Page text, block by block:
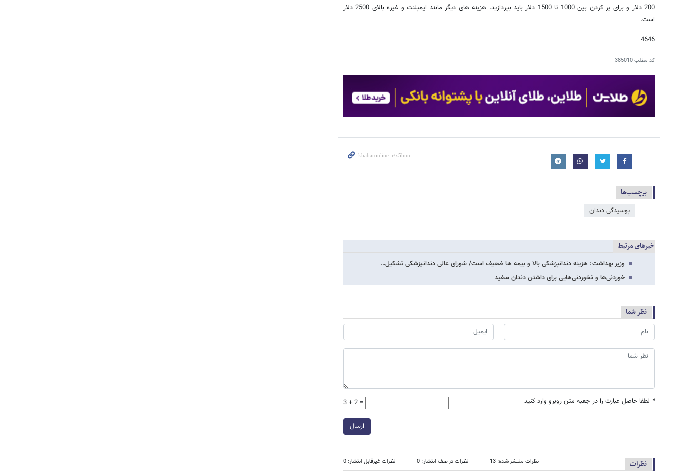
200 دلار و برای پر کردن بین 1000 تا 1500 دلار باید بپردازید. هزینه های دیگر مانند ایمپلنت و غیره بالای 2500 دلار
است.
4646
کد مطلب385010
برچسب‌ها
پوسیدگی دندان
خبرهای مرتبط
وزیر بهداشت: هزینه دندانپزشکی بالا و بیمه ها ضعیف است/ شورای عالی دندانپزشکی تشکیل…
خوردنی‌ها و نخوردنی‌هایی برای داشتن دندان سفید
نظر شما
* لطفا حاصل عبارت را در جعبه متن روبرو وارد کنید 3 + 2 =
ارسال
نظرات نظرات منتشر شده: 13 نظرات در صف انتشار: 0 نظرات غیرقابل انتشار: 0